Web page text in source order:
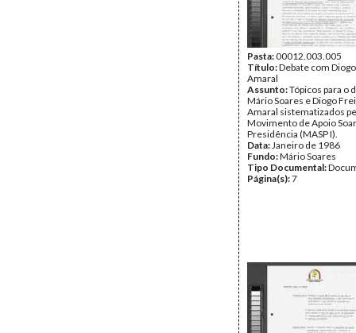
Pasta:00012.003.005
Título:Debate com
Amaral
Assunto:Tópicos para o
Mário Soares e Diogo
Amaral sistematizados
Movimento de Apoio
Presidência (MASP I).
Data:Janeiro de 1986
Fundo:Mário Soares
Tipo Documental:
Página(s):7